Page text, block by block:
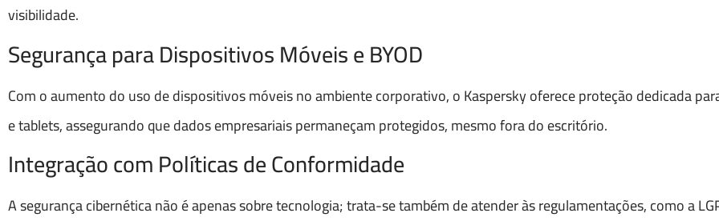
visibilidade.
Segurança para Dispositivos Móveis e BYOD
Com o aumento do uso de dispositivos móveis no ambiente corporativo, o Kaspersky oferece proteção dedicada
e tablets, assegurando que dados empresariais permaneçam protegidos, mesmo fora do escritório.
Integração com Políticas de Conformidade
A segurança cibernética não é apenas sobre tecnologia; trata-se também de atender às regulamentações, como a